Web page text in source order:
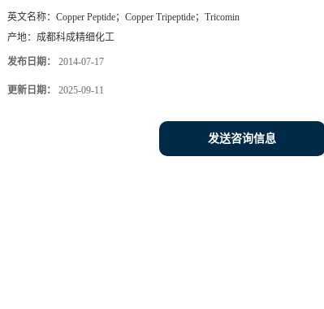
英文名称： Copper Peptide；Copper Tripeptide；Tricomin
产地： 成都科成精细化工
发布日期： 2014-07-17
更新日期： 2025-09-11
发送咨询信息